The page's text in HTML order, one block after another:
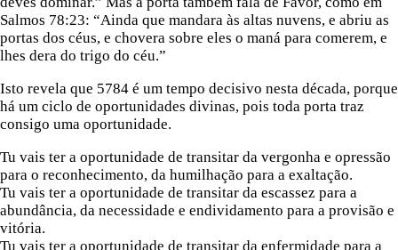
Salmos 78:23: “Ainda que mandara às altas nuvens, e abriu as
portas dos céus, e chovera sobre eles o maná para comerem, e
lhes dera do trigo do céu.”
Isto revela que 5784 é um tempo decisivo nesta década, porque
há um ciclo de oportunidades divinas, pois toda porta traz
consigo uma oportunidade.
Tu vais ter a oportunidade de transitar da vergonha e opressão
para o reconhecimento, da humilhação para a exaltação.
Tu vais ter a oportunidade de transitar da escassez para a
abundância, da necessidade e endividamento para a provisão e
vitória.
Tu vais ter a oportunidade de transitar da enfermidade para a